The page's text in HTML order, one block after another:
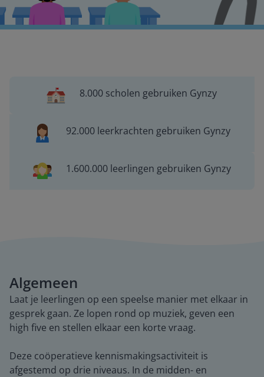
8.000 scholen gebruiken Gynzy
92.000 leerkrachten gebruiken Gynzy
1.600.000 leerlingen gebruiken Gynzy
Algemeen
Laat je leerlingen op een speelse manier met elkaar in
gesprek gaan. Ze lopen rond op muziek, geven een
high five en stellen elkaar een korte vraag.
Deze coöperatieve kennismakingsactiviteit is
afgestemd op drie niveaus. In de midden- en